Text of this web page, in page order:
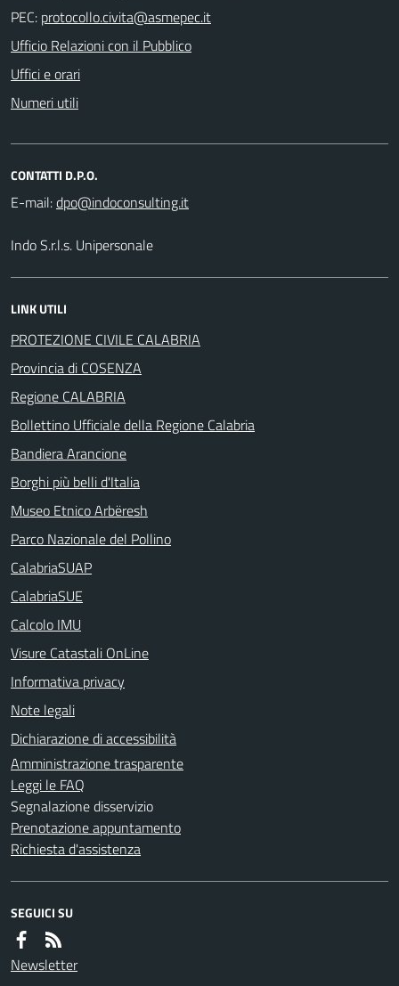
PEC:
Ufficio Relazioni con il Pubblico
Uffici e orari
Numeri utili
CONTATTI D.P.O.
E-mail:
Indo S.r.l.s. Unipersonale
LINK UTILI
PROTEZIONE CIVILE CALABRIA
Provincia di COSENZA
Regione CALABRIA
Bollettino Ufficiale della Regione Calabria
Bandiera Arancione
Borghi più belli d'Italia
Museo Etnico Arbëresh
Parco Nazionale del Pollino
CalabriaSUAP
CalabriaSUE
Calcolo IMU
Visure Catastali OnLine
Informativa privacy
Note legali
Dichiarazione di accessibilità
Amministrazione trasparente
Leggi le FAQ
Segnalazione disservizio
Prenotazione appuntamento
Richiesta d'assistenza
SEGUICI SU
Newsletter